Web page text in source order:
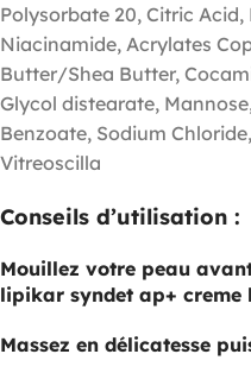
Polysorbate 20, Citric Acid,
Niacinamide, Acrylates
Butter/Shea Butter,
Glycol distearate,
Benzoate, Sodium
Vitreoscilla
Conseils d’utilisation :
Mouillez votre peau
lipikar syndet ap+ creme
Massez en délicatesse